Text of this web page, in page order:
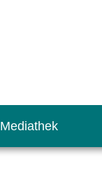
Mediathek